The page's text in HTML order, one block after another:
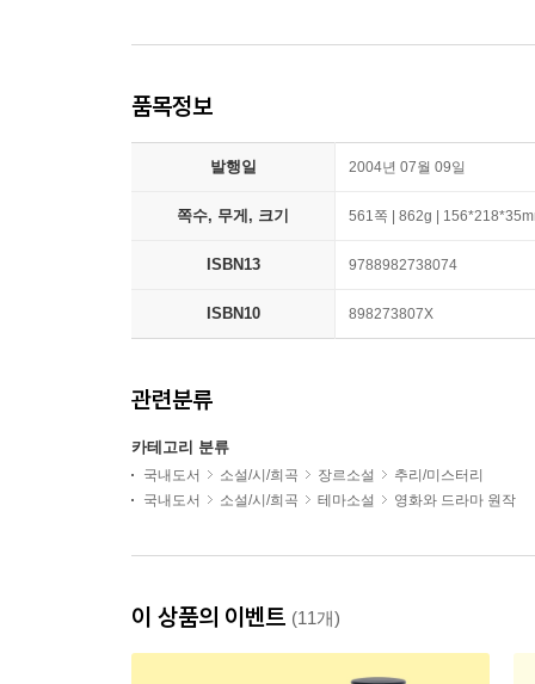
품목정보
발행일 2004년 07월 09일
쪽수, 무게, 크기 561쪽 | 862g |
ISBN13 9788982738074
ISBN10 898273807X
관련분류
카테고리 분류
국내도서 소설/시/희곡 장르소설
추리/미스터리
국내도서
소설/시/희곡 테마소설 영화와 드라마 원작
이 상품의 이벤트 (11개)